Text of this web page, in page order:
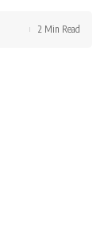
2 Min Read